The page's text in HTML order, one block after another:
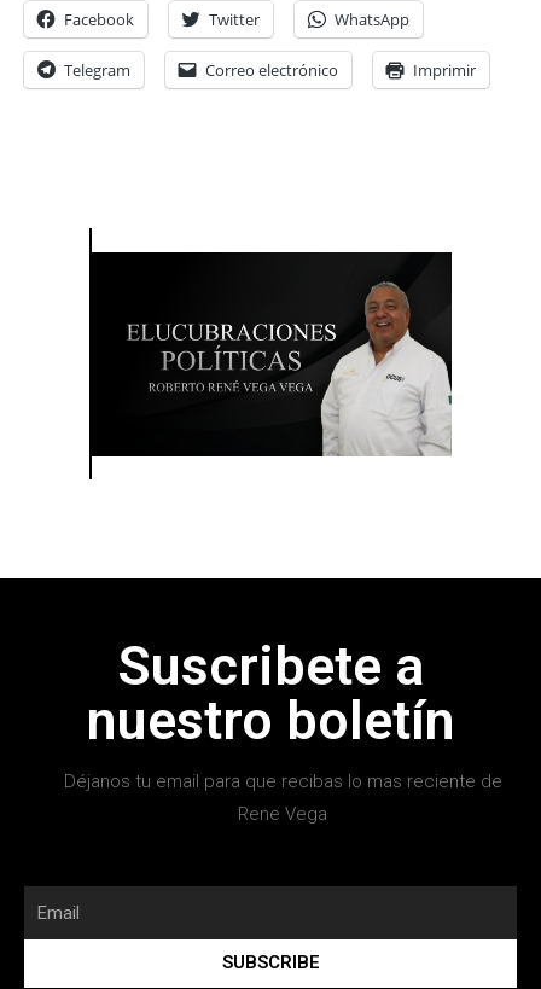
Facebook Twitter WhatsApp
Telegram Correo electrónico Imprimir
Suscribete a
nuestro boletín
Déjanos tu email para que recibas lo mas reciente de
Rene Vega
SUBSCRIBE